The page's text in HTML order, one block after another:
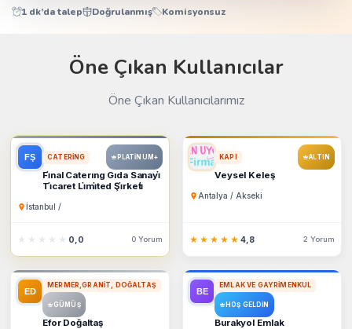
1 dk’da talep Doğrulanmış Komisyonsuz
Öne Çıkan Kullanıcılar
Öne Çıkan Kullanıcılarımız
CATERING PLATINUM+
Fi̇nal Caterıng Gıda Sanayi̇
Ti̇caret Li̇mi̇ted Şi̇rketi̇
İstanbul /
★★★★★
★★★★★ 0,0 0 Yorum
KAPI ALTIN
Veysel Keleş
Antalya / Akseki
★★★★★
★★★★★ 4,8 2 Yorum
MERMER,GRANIT, DOĞALTAŞ
GÜMÜŞ
Efor Doğaltaş
EMLAK VE GAYRIMENKUL
HOŞ GELDIN
Burakyol Emlak